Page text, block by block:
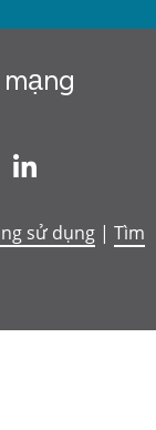
Youtube
sử dụng | Tìm